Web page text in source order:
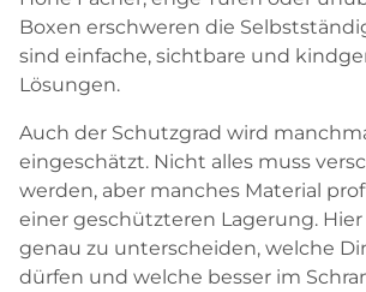
Boxen erschweren die
sind einfache, sichtbare und
Lösungen.
Auch der Schutzgrad wird
eingeschätzt. Nicht alles muss
werden, aber manches Material
einer geschützteren Lagerung.
genau zu unterscheiden, welche
dürfen und welche besser im